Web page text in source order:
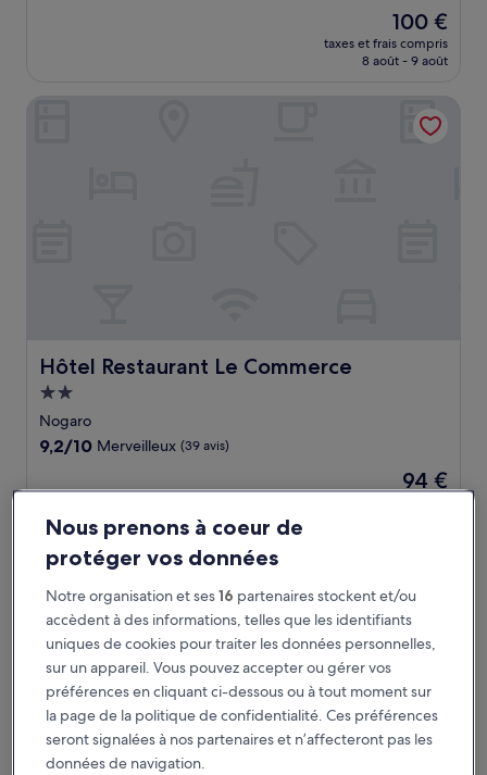
Le
nouveau
prix
de
100 €
100 €
taxes et frais compris
8 août - 9 août
Hôtel Restaurant Le Commerce
Hôtel Restaurant Le Commerce
Hébergement
2.0 étoiles
Nogaro
9.2
(39 avis)
9,2/10 Merveilleux (39 avis)
Le
nouveau
94 €
Quality Aparthotel Mont-de-Marsan
Nous prenons à coeur de
protéger vos données
Notre organisation et ses16 partenaires stockent et/ou
accèdent à des informations, telles que les identifiants
uniques de cookies pour traiter les données personnelles,
sur un appareil. Vous pouvez accepter ou gérer vos
préférences en cliquant ci-dessous ou à tout moment sur
la page de la politique de confidentialité. Ces préférences
seront signalées à nos partenaires et n’affecteront pas les
données de navigation.